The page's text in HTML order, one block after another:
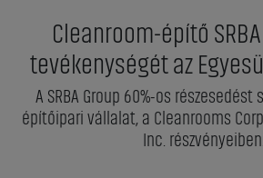
Cleanroom-építő
tevékenységét az
A SRBA Group 60%-os részesedést
építőipari vállalat, a Cleanrooms
Inc. részvényeiben.